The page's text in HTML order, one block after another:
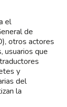
el
de
otros actores
usuarios que
y
del
la